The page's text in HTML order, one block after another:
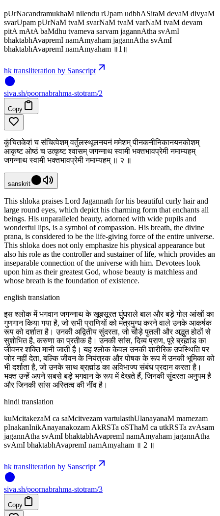
pUrNacandramukhaM nilendu rUpam udbhASitaM devaM divyaM
svarUpam pUrNaM tvaM svarNaM tvaM varNaM tvaM devam
pitA mAtA baMdhu tvameva sarvam jagannAtha svAmI
bhaktabhAvapremI namAmyaham jagannAtha svAmI
bhaktabhAvapremI namAmyaham ॥1॥
hk transliteration by Sanscript
siva.sh/poornabrahma-stotram/2
Copy
कुंचितकेशं च संचित्वेशम् वर्तुलस्थूलनयनं ममेशम् पीनकनीनिकानयनकोशम्
आकृष्ट ओष्ठं च उत्कृष्ट श्वासम् जगन्नाथ स्वामी भक्तभावप्रेमी नमाम्यहम्
जगन्नाथ स्वामी भक्तभावप्रेमी नमाम्यहम् ॥ २ ॥
sanskrit
This shloka praises Lord Jagannath for his beautiful curly hair and
large round eyes, which depict his charming form that enchants all
beings. His unparalleled beauty, adorned with wide pupils and
wonderful lips, is a symbol of compassion. His breath, the divine
prana, is considered to be the life-giving force of the entire universe.
This shloka does not only emphasize his physical appearance but
also his role as the controller and sustainer of life, which provides an
inseparable connection of the universe with him. Devotees look
upon him as their greatest God, whose beauty is matchless and
whose breath is the foundation of existence.
english translation
इस श्लोक में भगवान जगन्नाथ के खूबसूरत घुंघराले बाल और बड़े गोल आंखों का
गुणगान किया गया है, जो सभी प्राणियों को मंत्रमुग्ध करने वाले उनके आकर्षक
रूप को दर्शाता है। उनकी अद्वितीय सुंदरता, जो चौड़े पुतली और अद्भुत होठों से
सुशोभित है, करुणा का प्रतीक है। उनकी सांस, दिव्य प्राण, पूरे ब्रह्मांड का
जीवनर शक्ति मानी जाती है। यह श्लोक केवल उनकी शारीरिक उपस्थिति पर
जोर नहीं देता, बल्कि जीवन के नियंत्रक और पोषक के रूप में उनकी भूमिका को
भी दर्शाता है, जो उनके साथ ब्रह्मांड का अविभाज्य संबंध प्रदान करता है।
भक्त उन्हें अपने सबसे बड़े भगवान के रूप में देखते हैं, जिनकी सुंदरता अनुपम है
और जिनकी सांस अस्तित्व की नींव है।
hindi translation
kuMcitakezaM ca saMcitvezam vartulasthUlanayanaM mamezam
pInakanInikAnayanakozam AkRSTa oSThaM ca utkRSTa zvAsam
jagannAtha svAmI bhaktabhAvapremI namAmyaham jagannAtha
svAmI bhaktabhAvapremI namAmyaham ॥ 2 ॥
hk transliteration by Sanscript
siva.sh/poornabrahma-stotram/3
Copy